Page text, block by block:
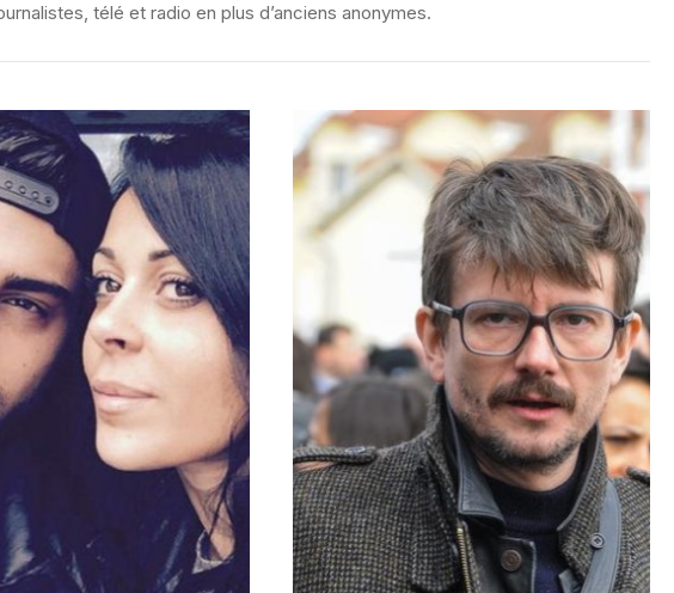
télé et radio en plus d’anciens anonymes.